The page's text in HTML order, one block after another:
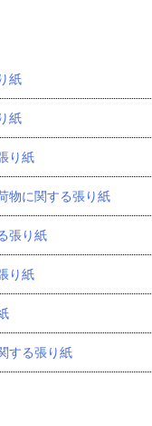
紙
紙
り紙
物に関する張り紙
張り紙
り紙
する張り紙